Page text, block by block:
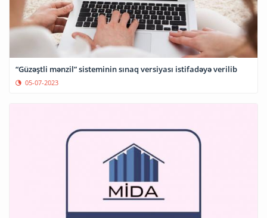
“Güzəştli mənzil” sisteminin sınaq versiyası istifadəyə verilib
05-07-2023